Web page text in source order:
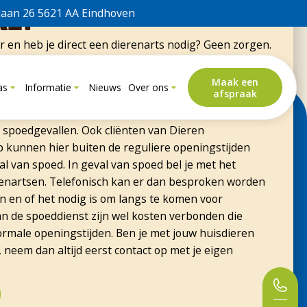
26 5621 AA Eindhoven
Informatie Nieuws Over ons
Maak een
afspraak
Vriendelijke en competente dienstverlening.
heb je direct een dierenarts nodig? Geen zorgen.
Eindhoven werkt samen met de Kring
je als cliënt van Dierenziekenhuis Eindhoven
Ook cliënten van Dieren
kunnen hier buiten de reguliere openingstijden
van spoed. In geval van spoed bel je met het
Telefonisch kan er dan besproken worden
en of het nodig is om langs te komen voor
de spoeddienst zijn wel kosten verbonden die
openingstijden. Ben je met jouw huisdieren
dan altijd eerst contact op met je eigen